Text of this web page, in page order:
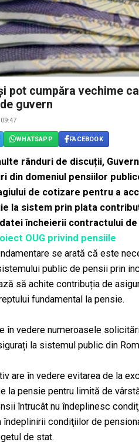
pot cumpăra vechime
guvern
09:47
WHATSAPP FACEBOOK
rânduri de discuții,
din domeniul pensiilor
de cotizare pentru a
la sistem prin plata
încheierii contractului
OUG privind pensiile
se arată că este
public de pensii prin
să achite contribuția de
fundamental la pensie.
în vedere numeroasele
la sistemul public din
are în vedere evitarea de la
la pensie pentru limită de
întrucât nu îndeplinesc
îndeplinirii condiţiilor de
de stat.